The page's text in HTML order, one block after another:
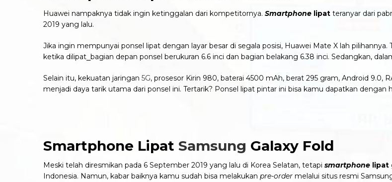
Huawei nampaknya tidak ingin ketinggalan dari kompetitornya. Smartphone lipat teranyar dari
2019 yang lalu.
Jika ingin mempunyai ponsel lipat dengan layar besar di segala posisi, Huawei Mate X lah
ketika dilipat⎯bagian depan ponsel berukuran 6.6 inci dan bagian belakang 6.38 inci. Sedangkan,
Selain itu, kekuatan jaringan 5G, prosesor Kirin 980, baterai 4500 mAh, berat 295 gram, Android 9.0,
menjadi daya tarik utama dari ponsel ini. Tertarik? Ponsel lipat pintar ini bisa kamu dapatkan dengan
Smartphone Lipat Samsung Galaxy Fold
Meski telah diresmikan pada 6 September 2019 yang lalu di Korea Selatan, tetapi smartphone lipat
Indonesia. Namun, kabar baiknya kamu sudah bisa melakukan pre-order melalui situs resmi